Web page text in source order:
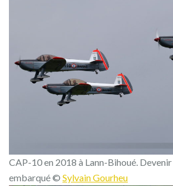
CAP-10 en 2018 à Lann-Bihoué.
embarqué © Sylvain Gourheu